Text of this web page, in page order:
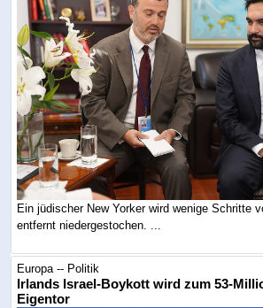
Ein jüdischer New Yorker wird wenige Schritte
entfernt niedergestochen. ...
Europa -- Politik
Irlands Israel-Boykott wird zum 53-
Eigentor